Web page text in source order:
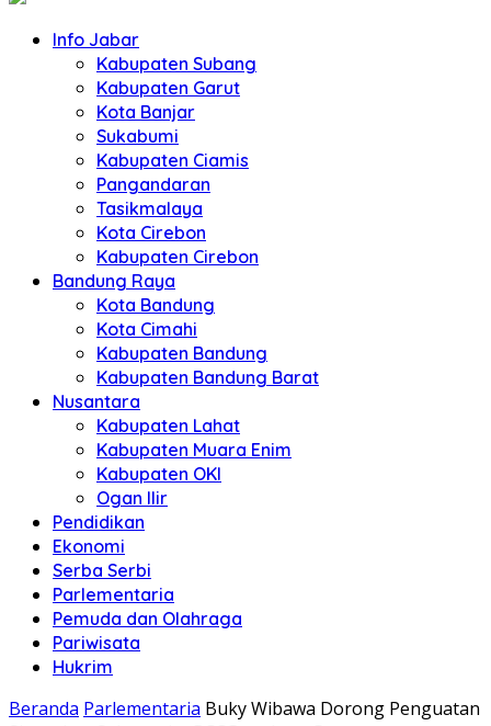
Info Jabar
Kabupaten Subang
Kabupaten Garut
Kota Banjar
Sukabumi
Kabupaten Ciamis
Pangandaran
Tasikmalaya
Kota Cirebon
Kabupaten Cirebon
Bandung Raya
Kota Bandung
Kota Cimahi
Kabupaten Bandung
Kabupaten Bandung Barat
Nusantara
Kabupaten Lahat
Kabupaten Muara Enim
Kabupaten OKI
Ogan Ilir
Pendidikan
Ekonomi
Serba Serbi
Parlementaria
Pemuda dan Olahraga
Pariwisata
Hukrim
Beranda Parlementaria Buky Wibawa Dorong Penguatan